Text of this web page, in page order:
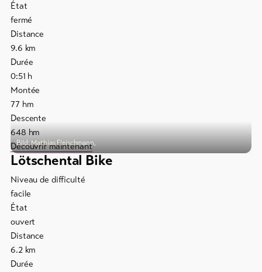
État
fermé
Distance
9.6 km
Durée
0:51 h
Montée
77 hm
Descente
648 hm
Découvrir maintenant
Bild: Mathias Fleischmann,
Lötschental Bike
Niveau de difficulté
facile
État
ouvert
Distance
6.2km
Durée